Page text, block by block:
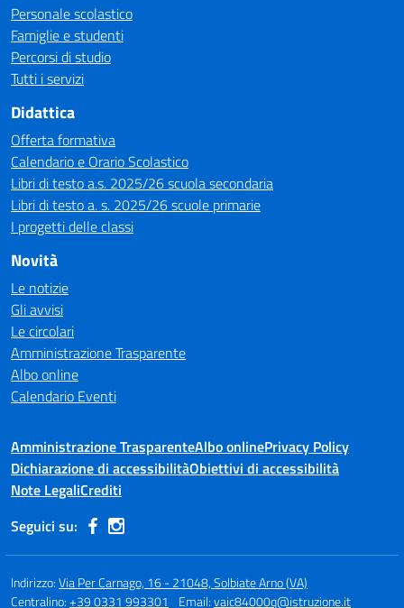
Personale scolastico
Famiglie e studenti
Percorsi di studio
Tutti i servizi
Didattica
Offerta formativa
Calendario e Orario Scolastico
Libri di testo a.s. 2025/26 scuola secondaria
Libri di testo a. s. 2025/26 scuole primarie
I progetti delle classi
Novità
Le notizie
Gli avvisi
Le circolari
Amministrazione Trasparente
Albo online
Calendario Eventi
Amministrazione TrasparenteAlbo onlinePrivacy Policy
Dichiarazione di accessibilitàObiettivi di accessibilità
Note LegaliCrediti
Seguici su:
Indirizzo:Via Per Carnago, 16 - 21048, Solbiate Arno (VA)
Centralino:+39 0331 993301 Email:vaic84000q@istruzione.it